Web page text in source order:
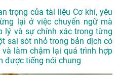
trọng của tài liệu Cơ khí, yêu
lại ở việc chuyển ngữ mà
lý và sự chính xác trong từng
sai sót nhỏ trong bản dịch có
làm chậm lại quá trình hợp
được tiếng nói chung